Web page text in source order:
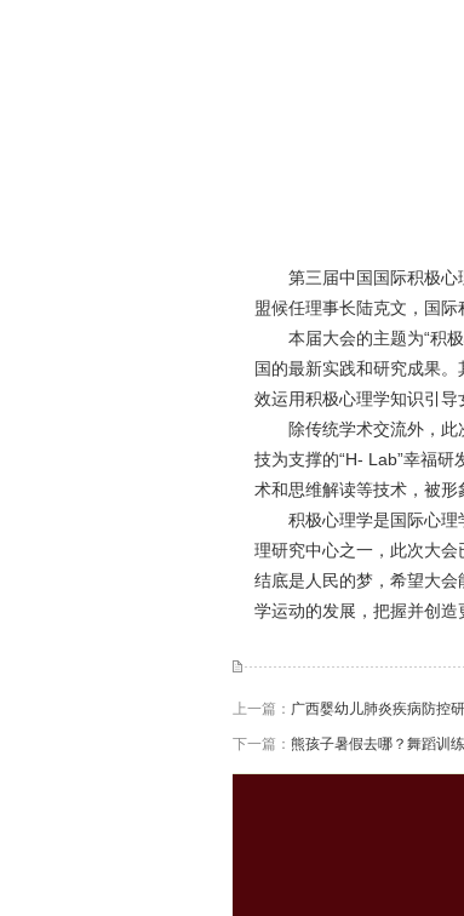
第三届中国国际积极
盟候任理事长陆克文，国际
本届大会的主题为“积
国的最新实践和研究成果
效运用积极心理学知识引导
除传统学术交流外，
技为支撑的“H- Lab”幸福
术和思维解读等技术，被形
积极心理学是国际心理
理研究中心之一，此次大
结底是人民的梦，希望大
学运动的发展，把握并创造
上一篇： 广西婴幼儿肺炎疾病防控
下一篇： 熊孩子暑假去哪？舞蹈训